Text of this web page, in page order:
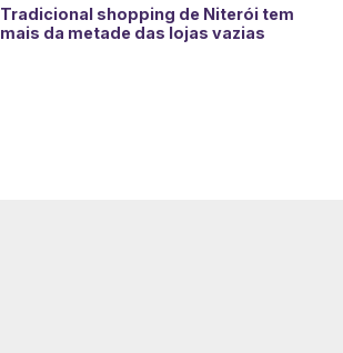
Tradicional shopping de Niterói tem
mais da metade das lojas vazias